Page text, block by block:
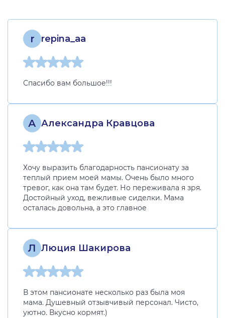
r repina_aa
Спасибо вам большое!!!
А Александра Кравцова
Хочу выразить благодарность пансионату за
теплый прием моей мамы. Очень было много
тревог, как она там будет. Но переживала я зря.
Достойный уход, вежливые сиделки. Мама
осталась довольна, а это главное
Л Люция Шакирова
В этом пансионате несколько раз была моя
мама. Душевный отзывчивый персонал. Чисто,
уютно. Вкусно кормят.)